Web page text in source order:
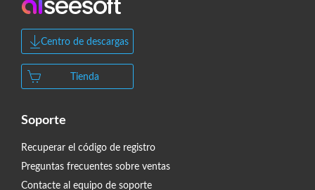
Centro de descargas
Tienda
Soporte
Recuperar el código de registro
Preguntas frecuentes sobre ventas
Contacte al equipo de soporte